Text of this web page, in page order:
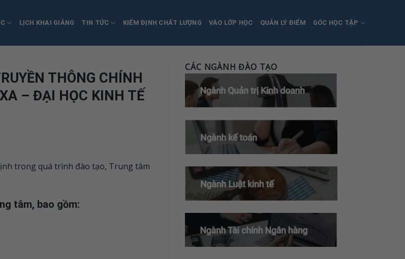
LỊCH KHAI GIẢNG TIN TỨC KIỂM ĐỊNH CHẤT LƯỢNG VÀO LỚP HỌC QUẢN LÝ ĐIỂM GÓC HỌC TẬP
THÔNG CHÍNH
– ĐẠI HỌC KINH TẾ
trong quá trình đào tạo, Trung tâm
tâm, bao gồm:
CÁC NGÀNH ĐÀO TẠO